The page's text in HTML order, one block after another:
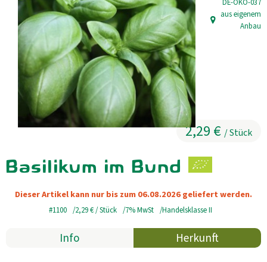
Kühltheke
GrüneWelt Bäckerei
Vorratskammer
Getränke
Kosmetik
So geht’s
Genossenschaft & Beitritt
Über uns
Basilikum im Bund
2,29 € / Stück
DE-ÖKO-037
, Herkunft:
aus eigenem
Anbau
Dieser Artikel kann nur bis zum 06.08.2026 geliefert werden.
#1100 2,29 €/ Stück 7% MwSt Handelsklasse II
Info Herkunft